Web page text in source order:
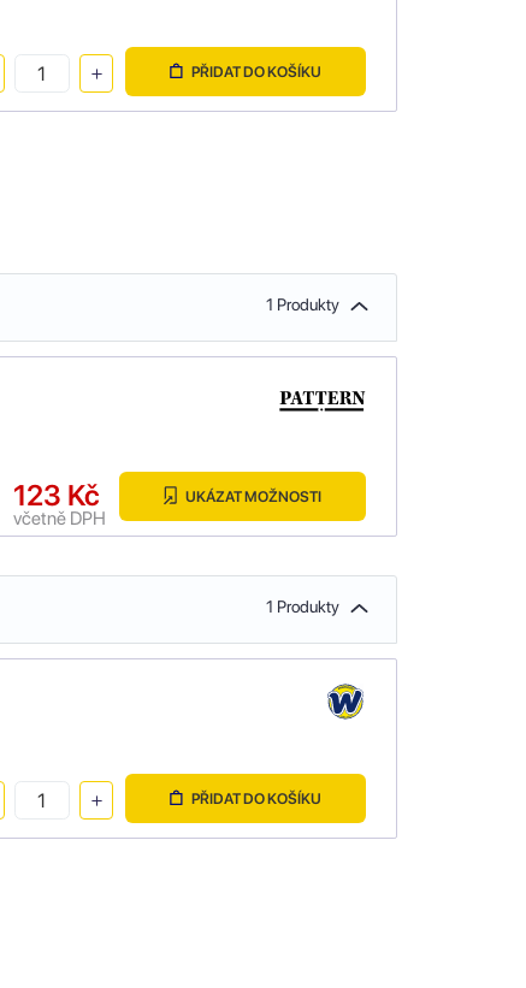
PŘIDAT DO KOŠÍKU
1 Produkty
123 Kč
včetně DPH
UKÁZAT MOŽNOSTI
1 Produkty
PŘIDAT DO KOŠÍKU